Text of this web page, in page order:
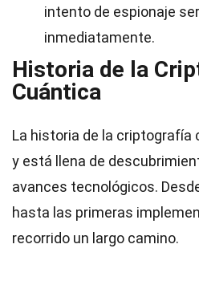
intento de espionaje
inmediatamente.
Historia de la
Cuántica
La historia de la
y está llena de
avances tecnológicos.
hasta las primeras
recorrido un largo camino.